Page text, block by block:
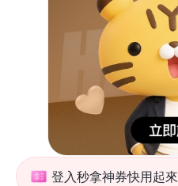
登入秒拿神券快用起來